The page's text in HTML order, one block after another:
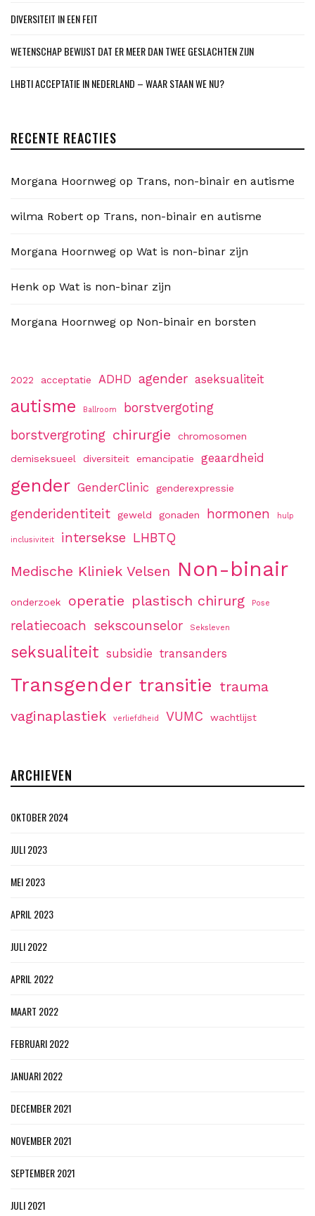
DIVERSITEIT IN EEN FEIT
WETENSCHAP BEWIJST DAT ER MEER DAN TWEE GESLACHTEN ZIJN
LHBTI ACCEPTATIE IN NEDERLAND – WAAR STAAN WE NU?
RECENTE REACTIES
Morgana Hoornweg op Trans, non-binair en autisme
wilma Robert op Trans, non-binair en autisme
Morgana Hoornweg op Wat is non-binar zijn
Henk op Wat is non-binar zijn
Morgana Hoornweg op Non-binair en borsten
2022 acceptatie ADHD agender aseksualiteit
autisme Ballroom
borstvergoting
borstvergroting chirurgie
chromosomen
demiseksueel
diversiteit emancipatie geaardheid
gender GenderClinic genderexpressie
genderidentiteit geweld gonaden hormonen hulp
inclusiviteit intersekse LHBTQ
Medische Kliniek Velsen Non-binair
onderzoek operatie plastisch chirurg Pose
relatiecoach sekscounselor Seksleven
seksualiteit subsidie transanders
Transgender transitie trauma
vaginaplastiek
verliefdheid VUMC wachtlijst
ARCHIEVEN
OKTOBER 2024
JULI 2023
MEI 2023
APRIL 2023
JULI 2022
APRIL 2022
MAART 2022
FEBRUARI 2022
JANUARI 2022
DECEMBER 2021
NOVEMBER 2021
SEPTEMBER 2021
JULI 2021